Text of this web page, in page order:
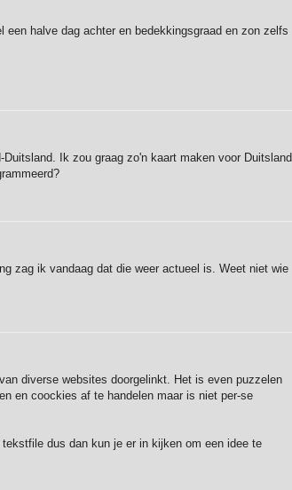
een halve dag achter en bedekkingsgraad en zon zelfs
Ik zou graag zo'n kaart maken voor Duitsland
zag ik vandaag dat die weer actueel is. Weet niet wie
diverse websites doorgelinkt. Het is even puzzelen
en coockies af te handelen maar is niet per-se
dus dan kun je er in kijken om een idee te